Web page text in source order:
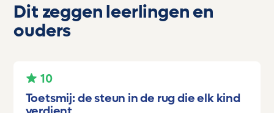
Dit zeggen leerlingen en
ouders
10
Toetsmij: de steun in de rug die elk kind